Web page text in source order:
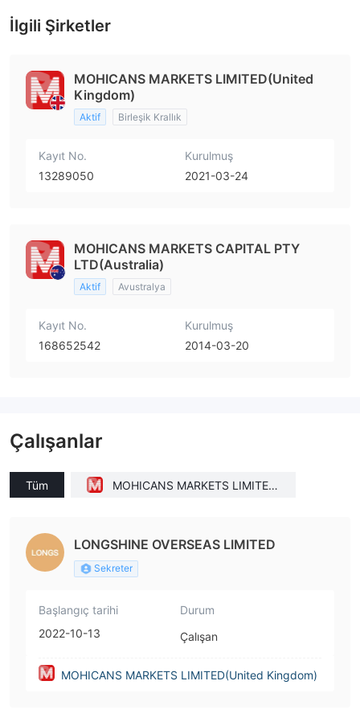
İlgili Şirketler
MOHICANS MARKETS LIMITED(United
Kingdom)
Aktif Birleşik Krallık
Kayıt No.
13289050
Kurulmuş
2021-03-24
MOHICANS MARKETS CAPITAL PTY
LTD(Australia)
Aktif Avustralya
Kayıt No.
168652542
Kurulmuş
2014-03-20
Çalışanlar
Tüm
MOHICANS MARKETS LIMITED
LONGSHINE OVERSEAS LIMITED
Sekreter
Başlangıç tarihi
2022-10-13
Durum
Çalışan
MOHICANS MARKETS LIMITED(United Kingdom)